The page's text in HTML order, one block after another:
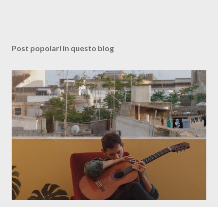
Post popolari in questo blog